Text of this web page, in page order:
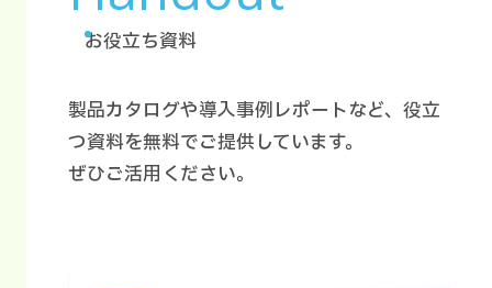
お役立ち資料
製品カタログや導入事例レポートなど、役立
つ資料を無料でご提供しています。
ぜひご活用ください。